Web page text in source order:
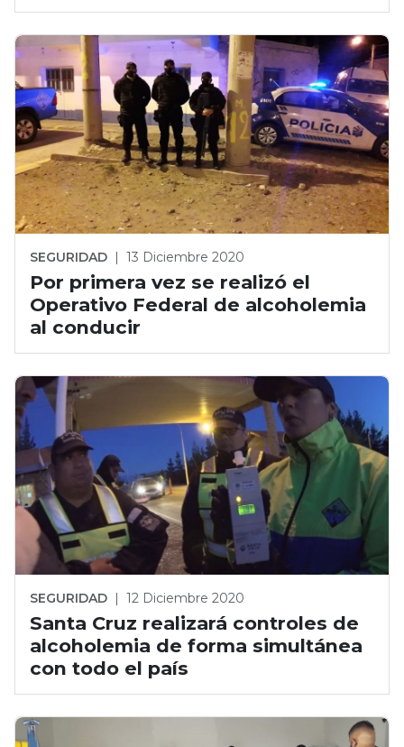
SEGURIDAD | 13 Diciembre 2020
Por primera vez se realizó el
Operativo Federal de alcoholemia
al conducir
SEGURIDAD | 12 Diciembre 2020
Santa Cruz realizará controles de
alcoholemia de forma simultánea
con todo el país